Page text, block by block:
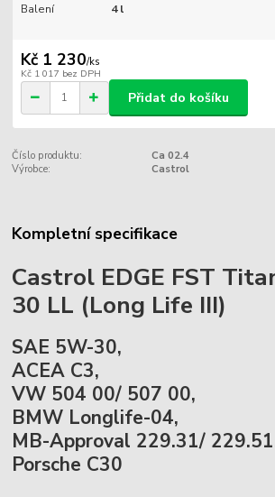
Balení
4 l
Kč 1 230/ks
Kč 1 017 bez DPH
Přidat do košíku
Číslo produktu:
Ca 02.4
Výrobce:
Castrol
Kompletní specifikace
Castrol EDGE FST
30 LL (Long Life III)
SAE 5W-30,
ACEA C3,
VW 504 00/ 507 00,
BMW Longlife-04,
MB-Approval 229.31/
Porsche C30